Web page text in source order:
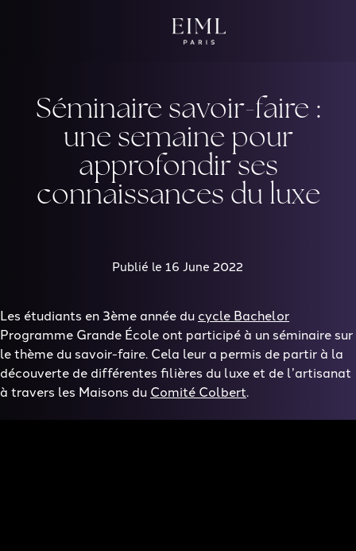
Séminaire savoir-faire :
une semaine pour
approfondir ses
connaissances du luxe
Publié le 16 June 2022
Les étudiants en 3ème année du cycle Bachelor
Programme Grande École ont participé à un séminaire sur
le thème du savoir-faire. Cela leur a permis de partir à la
découverte de différentes filières du luxe et de l’artisanat
à travers les Maisons du Comité Colbert.